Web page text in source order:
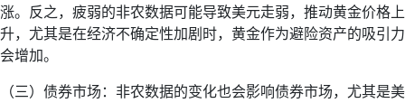
涨。反之，疲弱的非农数据可能导致美元走弱，推动黄金价格上
升，尤其是在经济不确定性加剧时，黄金作为避险资产的吸引力
会增加。
（三）债券市场：非农数据的变化也会影响债券市场，尤其是美